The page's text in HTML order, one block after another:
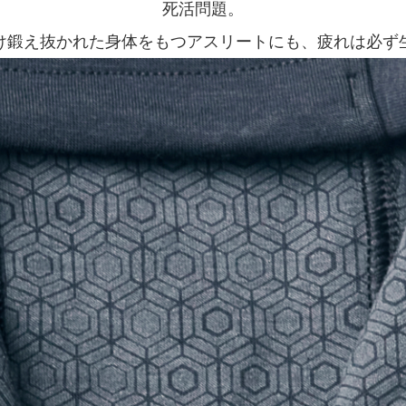
死活問題。
鍛え抜かれた身体をもつアスリートにも、疲れは必ず